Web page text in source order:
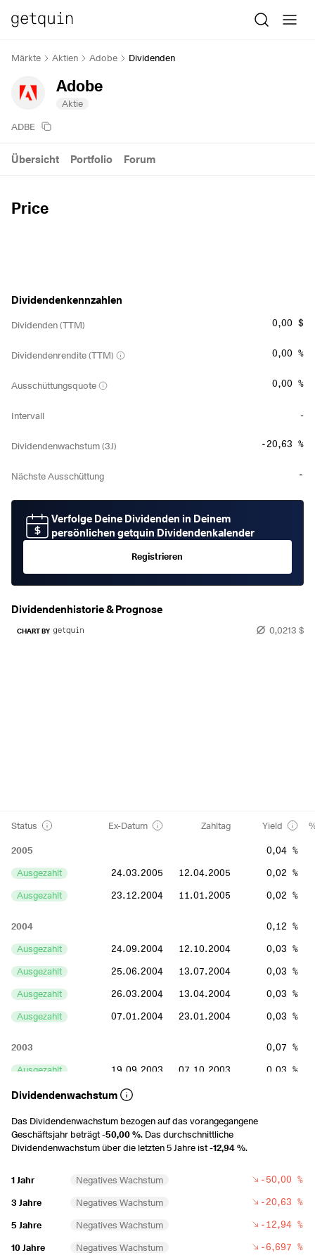
Märkte Aktien Adobe Dividenden
Adobe
Aktie
ADBE
Price
Übersicht Portfolio Forum
Dividendenkennzahlen
Dividenden (TTM) 0,00 $
Dividendenrendite (TTM) 0,00 %
Ausschüttungsquote 0,00 %
Intervall -
Dividendenwachstum (3J) -20,63 %
Nächste Ausschüttung -
Verfolge Deine Dividenden in Deinem
persönlichen getquin Dividendenkalender
Registrieren
Dividendenhistorie & Prognose
0,0213 $
CHART BY
Status Ex-Datum Zahltag Yield
2005
0,04 %
Ausgezahlt
24.03.2005 12.04.2005
0,02 %
Ausgezahlt
23.12.2004 11.01.2005 0,02 %
2004
0,12 %
Ausgezahlt
24.09.2004 12.10.2004
0,03 %
Ausgezahlt
25.06.2004 13.07.2004
0,03 %
Ausgezahlt
26.03.2004 13.04.2004
0,03 %
Ausgezahlt
07.01.2004 23.01.2004 0,03 %
2003
0,07 %
Ausgezahlt
19.09.2003 07.10.2003
0,03 %
Ausgezahlt
19.06.2003
Ausgezahlt
07.01.2003 23.01.2003
Dividendenwachstum
Das Dividendenwachstum bezogen auf das vorangegangene
Geschäftsjahr beträgt-50,00 %. Das durchschnittliche
Dividendenwachstum über die letzten 5 Jahre ist-12,94 %.
1 Jahr Negatives Wachstum -50,00 %
3 Jahre Negatives Wachstum -20,63 %
5 Jahre Negatives Wachstum -12,94 %
10 Jahre Negatives Wachstum -6,697 %